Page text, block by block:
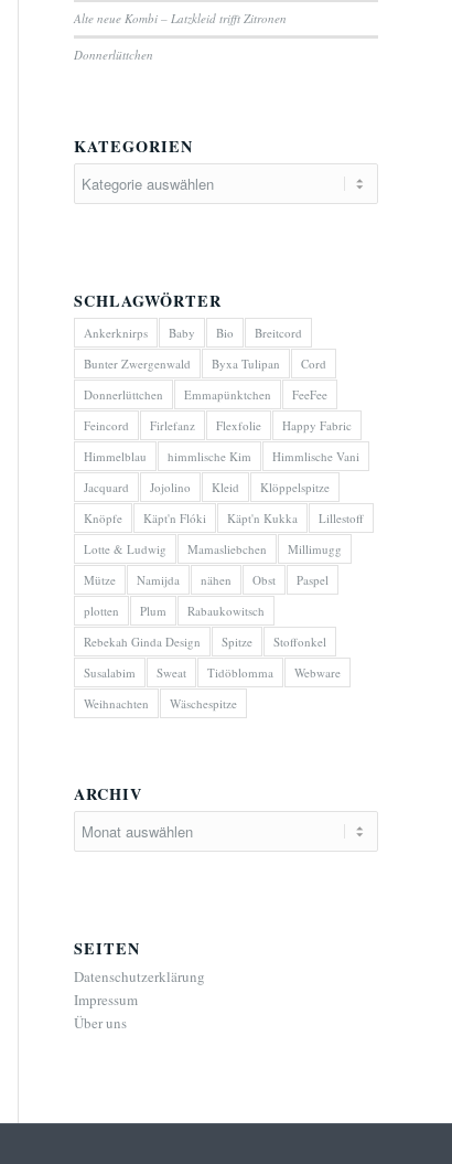
Alte neue Kombi – Latzkleid trifft Zitronen
Donnerlüttchen
KATEGORIEN
SCHLAGWÖRTER
Ankerknirps Baby Bio
Breitcord
Bunter Zwergenwald
Byxa Tulipan
Cord
Donnerlüttchen
Emmapünktchen
FeeFee
Feincord
Firlefanz Flexfolie
Happy Fabric
Himmelblau
himmlische Kim
Himmlische Vani
Jacquard
Jojolino Kleid
Klöppelspitze
Knöpfe
Käpt'n Flóki Käpt'n Kukka
Lillestoff
Lotte & Ludwig
Mamasliebchen
Millimugg
Mütze
Namijda nähen Obst
Paspel
plotten
Plum
Rabaukowitsch
Rebekah Ginda Design
Spitze
Stoffonkel
Susalabim
Sweat Tidöblomma
Webware
Weihnachten
Wäschespitze
ARCHIV
SEITEN
Datenschutzerklärung
Impressum
Über uns